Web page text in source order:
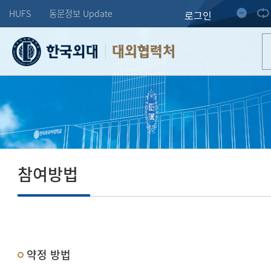
HUFS 동문정보 Update 로그인
대외협력처
참여방법
약정 방법